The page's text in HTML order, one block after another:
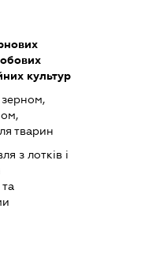
культур
зерном,
тварин
з лотків і